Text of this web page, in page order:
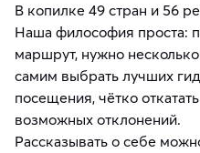
В копилке 49 стран и 56
Наша философия проста:
маршрут, нужно
самим выбрать лучших
посещения, чётко
возможных отклонений.
Рассказывать о себе